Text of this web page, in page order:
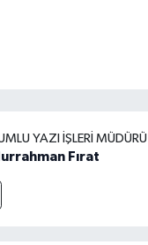
YAZI İŞLERI MÜDÜRÜ
Fırat